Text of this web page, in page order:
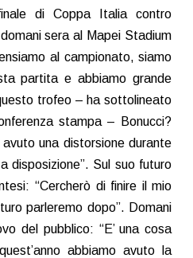
di Coppa Italia contro
sera al Mapei Stadium
al campionato, siamo
partita e abbiamo grande
trofeo – ha sottolineato
stampa – Bonucci?
una distorsione durante
disposizione”. Sul suo futuro
“Cercherò di finire il mio
parleremo dopo”. Domani
del pubblico: “E’ una cosa
abbiamo avuto la